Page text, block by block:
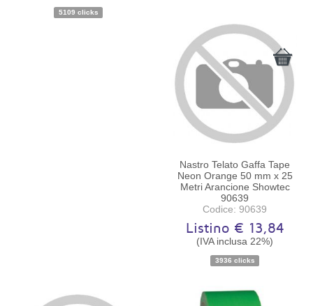
5109 clicks
Disponibilità:Ordinabile
Nastro Telato Gaffa Tape
Neon Orange 50 mm x 25
Metri Arancione Showtec
90639
Codice: 90639
Listino € 13,84
(IVA inclusa 22%)
3936 clicks